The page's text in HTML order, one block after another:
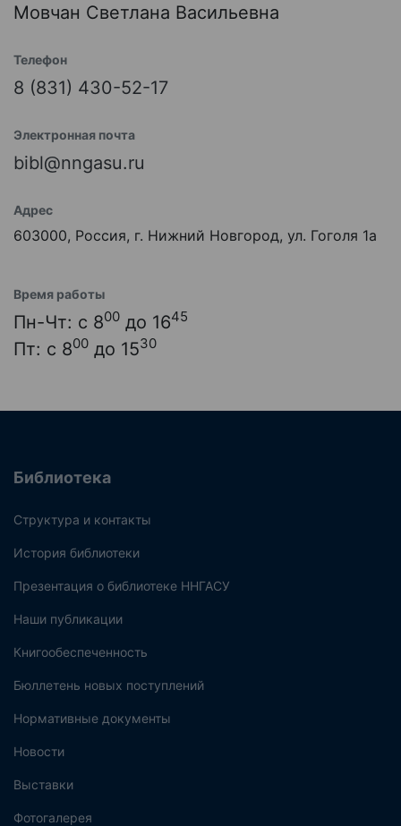
Мовчан Светлана Васильевна
Телефон
8 (831) 430-52-17
Электронная почта
bibl@nngasu.ru
Адрес
603000, Россия, г. Нижний Новгород, ул. Гоголя 1а
Время работы
Пн-Чт: с 800 до 1645
Пт: с 800 до 1530
Библиотека
Структура и контакты
История библиотеки
Презентация о библиотеке ННГАСУ
Наши публикации
Книгообеспеченность
Бюллетень новых поступлений
Нормативные документы
Новости
Выставки
Фотогалерея